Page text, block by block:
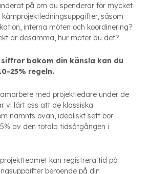
på om du spenderar för mycket
såsom
interna möten och koordinering?
är desamma, hur mäter du det?
bakom din känsla kan du
25% regeln.
med projektledare under de
vi lärt oss att de klassiska
nämnts ovan, idealiskt sett bör
av den totala tidsåtgången i
kan registrera tid på
beroende på din